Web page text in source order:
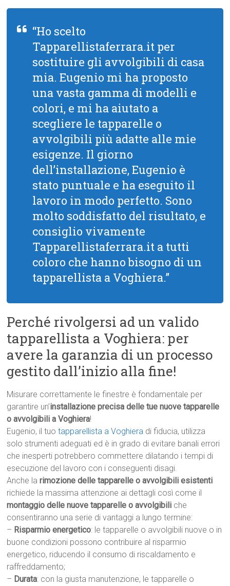
“Ho scelto
Tapparellistaferrara.it per
sostituire gli avvolgibili di casa
mia. Eugenio mi ha proposto
una vasta gamma di modelli e
colori, e mi ha aiutato a
scegliere le tapparelle o
avvolgibili più adatte alle mie
esigenze. Il giorno
dell’installazione, Eugenio è
stato puntuale e ha eseguito il
lavoro in modo perfetto. Sono
molto soddisfatto del risultato, e
consiglio vivamente
Tapparellistaferrara.it a tutti
coloro che hanno bisogno di un
tapparellista a Voghiera.”
Perché rivolgersi ad un valido
tapparellista a Voghiera: per
avere la garanzia di un processo
gestito dall’inizio alla fine!
Misurare correttamente le finestre è fondamentale per
garantire un’installazione precisa delle tue nuove tapparelle
o avvolgibili a Voghiera!
Eugenio, il tuotapparellista a Voghiera di fiducia, utilizza
solo strumenti adeguati ed è in grado di evitare banali errori
che inesperti potrebbero commettere dilatando i tempi di
esecuzione del lavoro con i conseguenti disagi.
Anche larimozione delle tapparelle o avvolgibili esistenti
richiede la massima attenzione ai dettagli così come il
montaggio delle nuove tapparelle o avvolgibili che
consentiranno una serie di vantaggi a lungo termine:
– Risparmio energetico: le tapparelle o avvolgibili nuove o in
buone condizioni possono contribuire al risparmio
energetico, riducendo il consumo di riscaldamento e
raffreddamento;
– Durata: con la giusta manutenzione, le tapparelle o